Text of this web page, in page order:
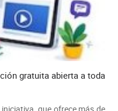
gratuita abierta a toda